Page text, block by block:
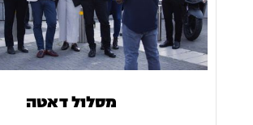
מסלול דאטה